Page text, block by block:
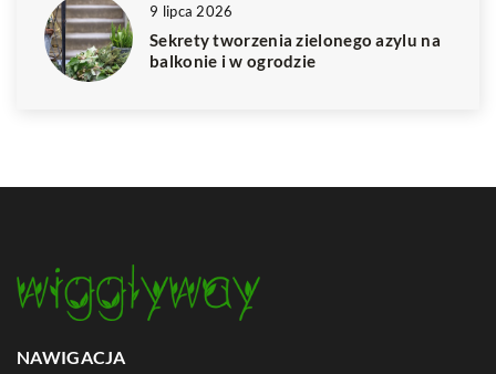
9 lipca 2026
Sekrety tworzenia zielonego azylu na
balkonie i w ogrodzie
NAWIGACJA